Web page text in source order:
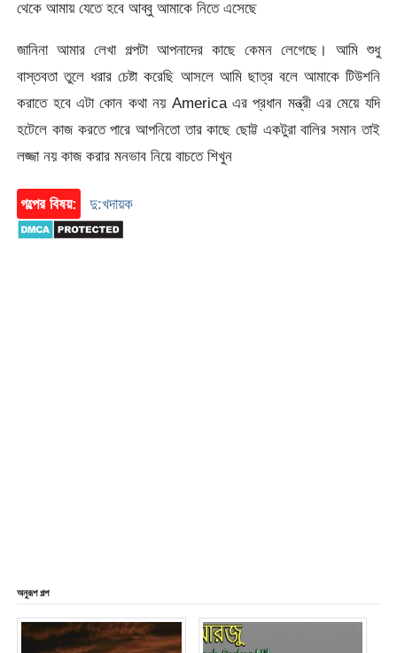
থেকে আমায় যেতে হবে আব্বু আমাকে নিতে এসেছে
জানিনা আমার লেখা গল্পটা আপনাদের কাছে কেমন লেগেছে। আমি শুধু
বাস্তবতা তুলে ধরার চেষ্টা করেছি আসলে আমি ছাত্র বলে আমাকে টিউশনি
করাতে হবে এটা কোন কথা নয় America এর প্রধান মন্ত্রী এর মেয়ে যদি
হটেলে কাজ করতে পারে আপনিতো তার কাছে ছোট্ট একটুরা বালির সমান তাই
লজ্জা নয় কাজ করার মনভাব নিয়ে বাচতে শিখুন
গল্পের বিষয়: দু:খদায়ক
অনুরূপ গল্প